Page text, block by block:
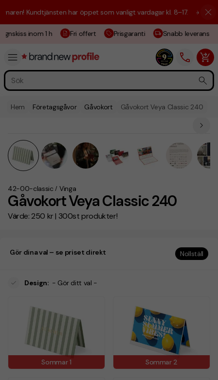
Kundtjänsten har öppet som vanligt vardagar kl. 8–17. ☀️ Vi är här
inom 1 h Fri offert Prisgaranti Snabb leverans
Hem Företagsgåvor Gåvokort Gåvokort Veya Classic 240
Gåvokort Veya Classic 240
Värde: 250 kr | 300st produkter!
42-00-classic / Vinga
Gör dina val – se priset direkt Nollställ
Design: - Gör ditt val -
Sommar 1 Sommar 2